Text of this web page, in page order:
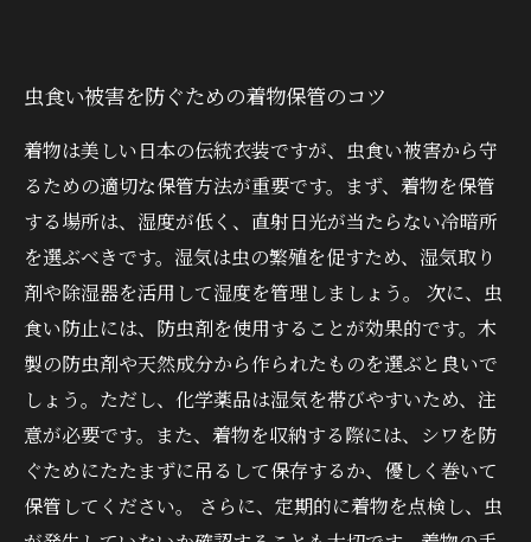
虫食い被害を防ぐための着物保管のコツ
着物は美しい日本の伝統衣装ですが、虫食い被害から守
るための適切な保管方法が重要です。まず、着物を保管
する場所は、湿度が低く、直射日光が当たらない冷暗所
を選ぶべきです。湿気は虫の繁殖を促すため、湿気取り
剤や除湿器を活用して湿度を管理しましょう。 次に、虫
食い防止には、防虫剤を使用することが効果的です。木
製の防虫剤や天然成分から作られたものを選ぶと良いで
しょう。ただし、化学薬品は湿気を帯びやすいため、注
意が必要です。また、着物を収納する際には、シワを防
ぐためにたたまずに吊るして保存するか、優しく巻いて
保管してください。 さらに、定期的に着物を点検し、虫